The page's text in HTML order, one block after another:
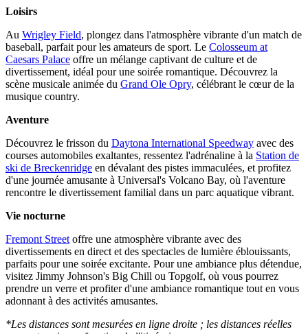
Loisirs
Au Wrigley Field, plongez dans l'atmosphère vibrante d'un match de
baseball, parfait pour les amateurs de sport. Le Colosseum at
Caesars Palace offre un mélange captivant de culture et de
divertissement, idéal pour une soirée romantique. Découvrez la
scène musicale animée du Grand Ole Opry, célébrant le cœur de la
musique country.
Aventure
Découvrez le frisson du Daytona International Speedway avec des
courses automobiles exaltantes, ressentez l'adrénaline à la Station de
ski de Breckenridge en dévalant des pistes immaculées, et profitez
d'une journée amusante à Universal's Volcano Bay, où l'aventure
rencontre le divertissement familial dans un parc aquatique vibrant.
Vie nocturne
Fremont Street offre une atmosphère vibrante avec des
divertissements en direct et des spectacles de lumière éblouissants,
parfaits pour une soirée excitante. Pour une ambiance plus détendue,
visitez Jimmy Johnson's Big Chill ou Topgolf, où vous pourrez
prendre un verre et profiter d'une ambiance romantique tout en vous
adonnant à des activités amusantes.
*Les distances sont mesurées en ligne droite ; les distances réelles